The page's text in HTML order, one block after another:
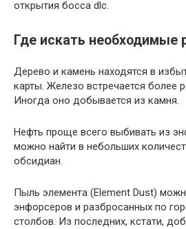
открытия босса dlc.
Где искать необходимые
Дерево и камень находятся в
карты. Железо встречается более
Иногда оно добывается из камня.
Нефть проще всего выбивать из
можно найти в небольших
обсидиан.
Пыль элемента (Element Dust)
энфорсеров и разбросанных по
столбов. Из последних, кстати,